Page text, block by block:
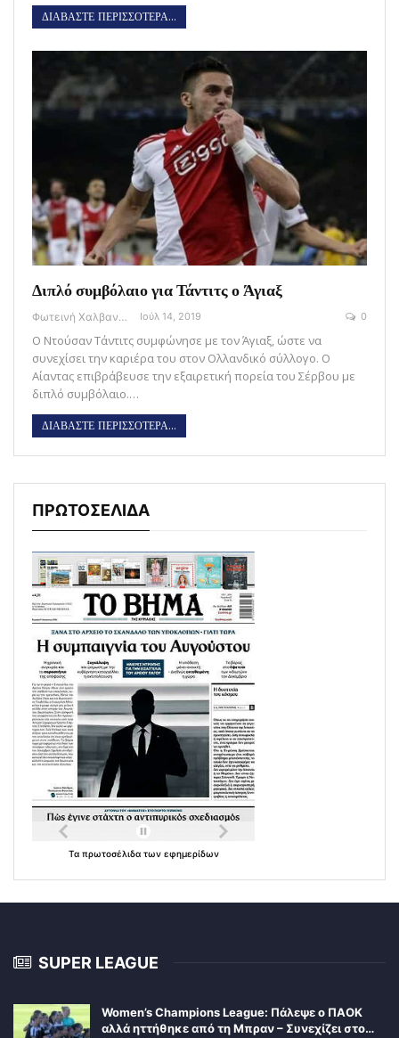
ΔΙΑΒΑΣΤΕ ΠΕΡΙΣΣΟΤΕΡΑ...
Διπλό συμβόλαιο για Τάντιτς ο Άγιαξ
Φωτεινή Χαλβαντζή Ιούλ 14, 2019 0
Ο Ντούσαν Τάντιτς συμφώνησε με τον Άγιαξ, ώστε να
συνεχίσει την καριέρα του στον Ολλανδικό σύλλογο. Ο
Αίαντας επιβράβευσε την εξαιρετική πορεία του Σέρβου με
διπλό συμβόλαιο.…
ΔΙΑΒΑΣΤΕ ΠΕΡΙΣΣΟΤΕΡΑ...
ΠΡΩΤΟΣΕΛΙΔΑ
Τα πρωτοσέλιδα των εφημερίδων
SUPER LEAGUE
Women’s Champions League: Πάλεψε ο ΠΑΟΚ
αλλά ηττήθηκε από τη Μπραν – Συνεχίζει στο…